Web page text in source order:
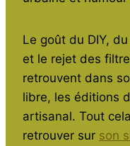
Le goût du DIY,
et le rejet des
retrouvent dans
libre, les éditions
artisanal. Tout
retrouver sur son